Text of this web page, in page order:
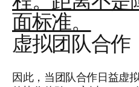
虚拟团队合作
因此，当团队合作日益虚